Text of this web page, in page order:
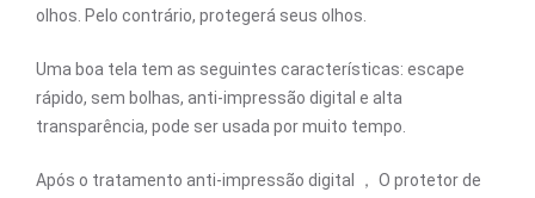
olhos. Pelo contrário, protegerá seus olhos.
Uma boa tela tem as seguintes características: escape
rápido, sem bolhas, anti-impressão digital e alta
transparência, pode ser usada por muito tempo.
Após o tratamento anti-impressão digital ， O protetor de